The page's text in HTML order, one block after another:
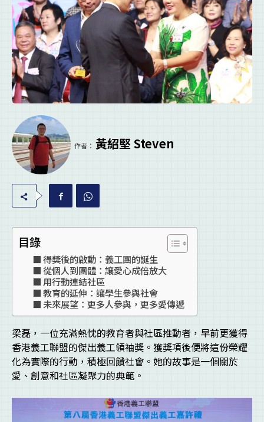
作者： 黃紹堅 Steven
目錄
得獎後的啟動：義工團的誕生
從個人到團體：讓愛心成倍放大
用行動連結社區
教育的延伸：讓學生參與社會
未來展望：更多人參與，更多愛傳遞
梁磊，一位充滿熱忱的教育者與社區推動者，早前更獲得
香港義工聯盟的傑出義工領袖獎。獲獎項後便將這份榮耀
化為實際的行動，積極回饋社會。她的故事是一個關於
愛、創意和社區凝聚力的典範。